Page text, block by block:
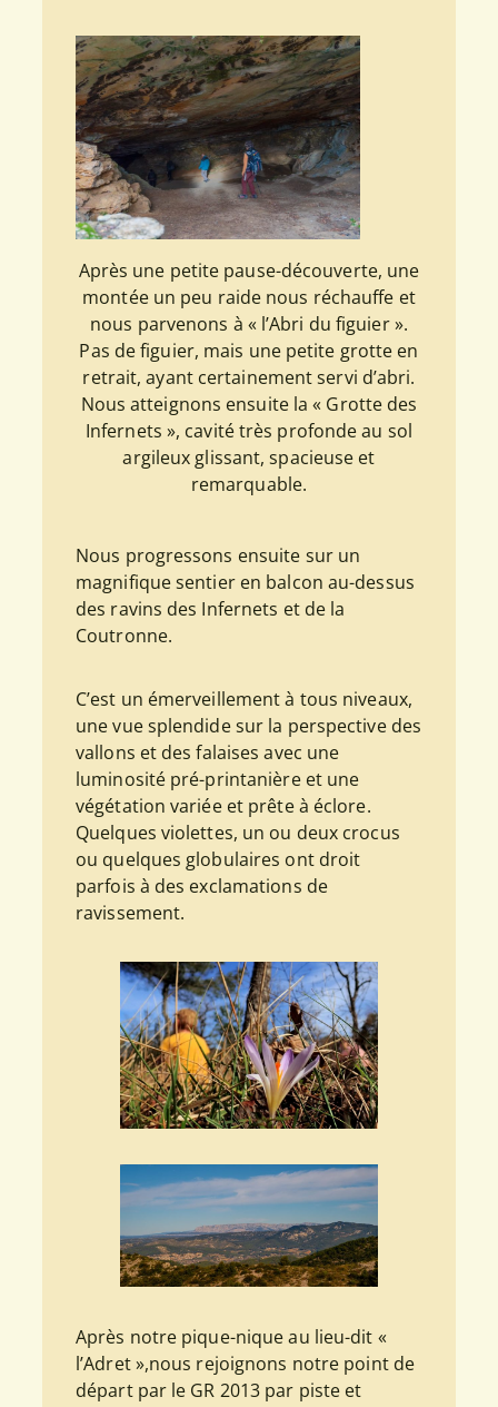
Après une petite pause-découverte, une
montée un peu raide nous réchauffe et
nous parvenons à « l’Abri du figuier ».
Pas de figuier, mais une petite grotte en
retrait, ayant certainement servi d’abri.
Nous atteignons ensuite la « Grotte des
Infernets », cavité très profonde au sol
argileux glissant, spacieuse et
remarquable.
Nous progressons ensuite sur un
magnifique sentier en balcon au-dessus
des ravins des Infernets et de la
Coutronne.
C’est un émerveillement à tous niveaux,
une vue splendide sur la perspective des
vallons et des falaises avec une
luminosité pré-printanière et une
végétation variée et prête à éclore.
Quelques violettes, un ou deux crocus
ou quelques globulaires ont droit
parfois à des exclamations de
ravissement.
Après notre pique-nique au lieu-dit «
l’Adret »,nous rejoignons notre point de
départ par le GR 2013 par piste et